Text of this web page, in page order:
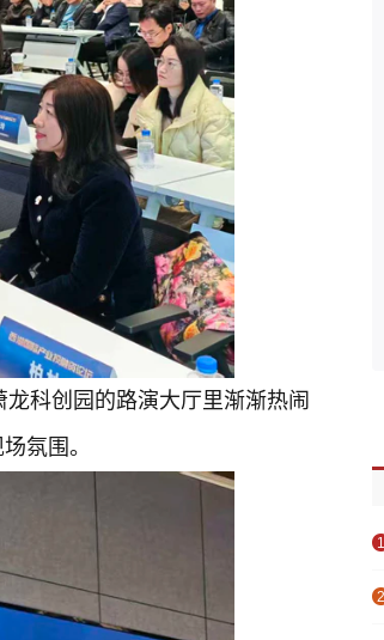
科创园的路演大厅里渐渐热闹
氛围。
1
2